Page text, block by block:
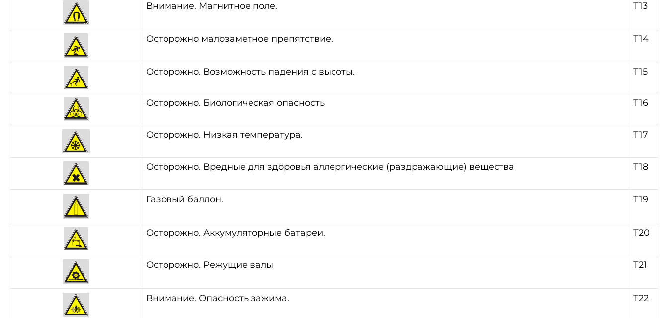
Внимание. Магнитное поле. Т13
Осторожно малозаметное препятствие. Т14
Осторожно. Возможность падения с высоты. Т15
Осторожно. Биологическая опасность Т16
Осторожно. Низкая температура. Т17
Осторожно. Вредные для здоровья аллергические (раздражающие) вещества Т18
Газовый баллон. Т19
Осторожно. Аккумуляторные батареи. Т20
Осторожно. Режущие валы Т21
Внимание. Опасность зажима. Т22